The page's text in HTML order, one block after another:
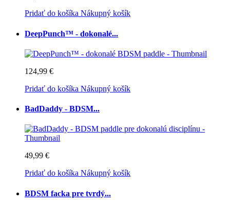
Pridať do košíka Nákupný košík
DeepPunch™ - dokonalé...
124,99 €
Pridať do košíka Nákupný košík
BadDaddy - BDSM...
49,99 €
Pridať do košíka Nákupný košík
BDSM facka pre tvrdý...